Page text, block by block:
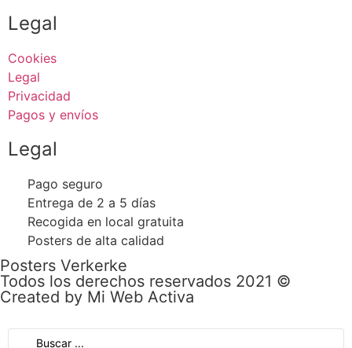
Legal
Cookies
Legal
Privacidad
Pagos y envíos
Legal
Pago seguro
Entrega de 2 a 5 días
Recogida en local gratuita
Posters de alta calidad
Posters Verkerke
Todos los derechos reservados 2021 ©
Created by Mi Web Activa